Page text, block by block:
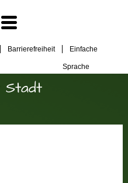
Barrierefreiheit Einfache
Sprache
Stadt